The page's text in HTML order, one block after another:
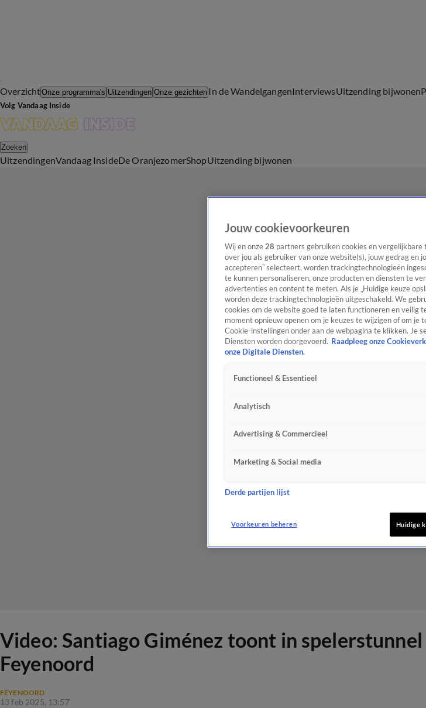
OverzichtOnze programma's Uitzendingen Onze gezichten In de WandelgangenInterviewsUitzending bijwonen
Volg Vandaag Inside
Zoeken
UitzendingenVandaag InsideDe OranjezomerShopUitzending bijwonen
Video: Santiago Giménez toont in
Feyenoord
FEYENOORD
13 feb 2025, 13:57
Jouw cookievoorkeuren
Wij en onze 28 partners gebruiken cookies en
over jou als gebruiker van onze website(s), jouw gedrag en
accepteren” selecteert, worden trackingtechnologieën
te kunnen personaliseren, onze producten en diensten te
advertenties en content te meten. Als je „Huidige keuze
worden deze trackingtechnologieën uitgeschakeld. We
cookies om de website goed te laten functioneren en veilig
moment opnieuw openen om je keuzes te wijzigen of om
Cookie-instellingen onder aan de webpagina te klikken. Je
Diensten worden doorgevoerd. Raadpleeg onze
onze Digitale Diensten.
Functioneel & Essentieel
Analytisch
Advertising & Commercieel
Marketing & Social media
Derde partijen lijst
Voorkeuren beheren Huidige